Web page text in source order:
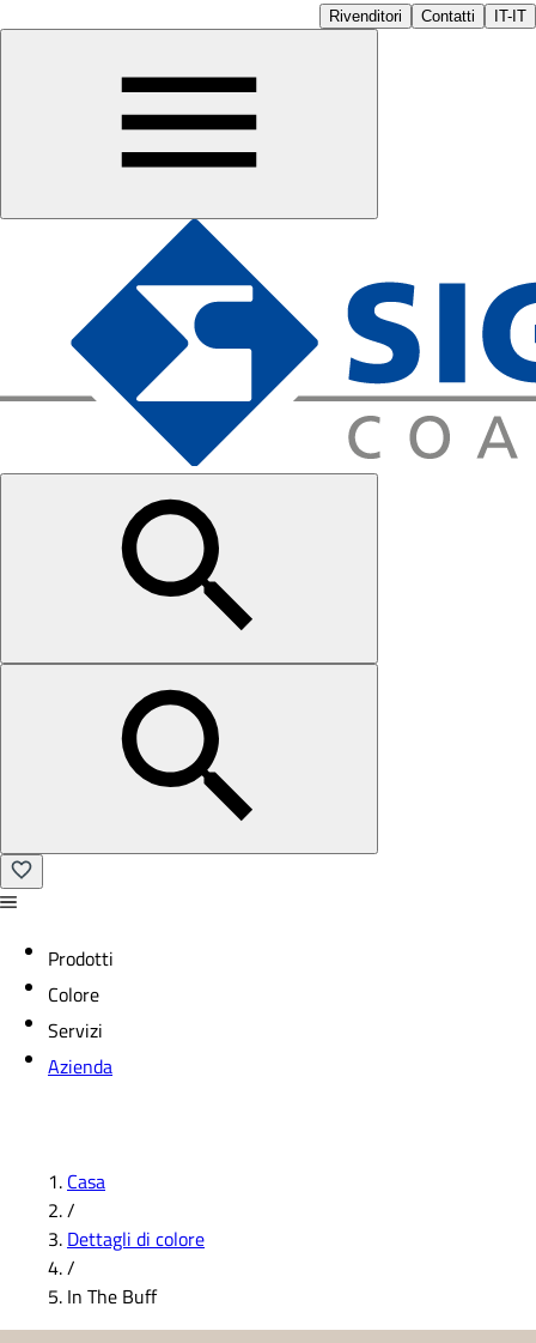
Rivenditori Contatti IT-IT
Prodotti
Colore
Servizi
Azienda
Casa
/
Dettagli di colore
/
In The Buff